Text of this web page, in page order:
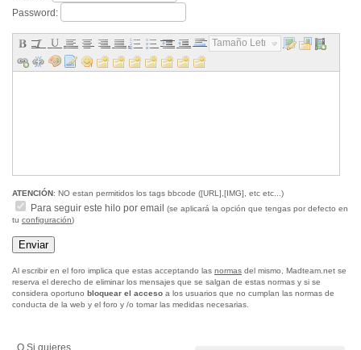
Password:
Tamaño Letra...
ATENCIÓN: NO estan permitidos los tags bbcode ([URL],[IMG], etc etc...)
Para seguir este hilo por email
(se aplicará la opción que tengas por defecto en
tu configuración)
Al escribir en el foro implica que estas acceptando las normas del mismo, Madteam.net se
reserva el derecho de eliminar los mensajes que se salgan de estas normas y si se
considera oportuno bloquear el acceso a los usuarios que no cumplan las normas de
conducta de la web y el foro y /o tomar las medidas necesarias.